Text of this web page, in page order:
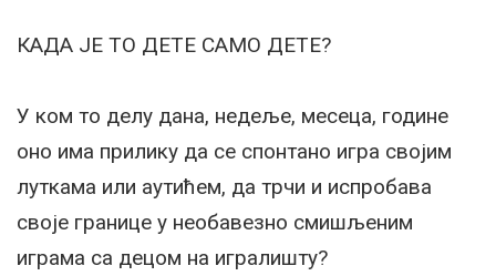
КАДА ЈЕ ТО ДЕТЕ САМО ДЕТЕ?
У ком то делу дана, недеље, месеца, године
оно има прилику да се спонтано игра својим
луткама или аутићем, да трчи и испробава
своје границе у необавезно смишљеним
играма са децом на игралишту?